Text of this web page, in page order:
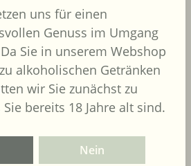
ChileMaule
Merlot
uns für einen
Genuss im Umgang
Sie in unserem Webshop
alkoholischen Getränken
wir Sie zunächst zu
bereits 18 Jahre alt sind.
Nein